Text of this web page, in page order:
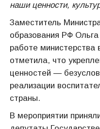
наши ценности,
Заместитель
образования РФ
работе министерства
отметила, что
ценностей —
реализации
страны.
В мероприятии